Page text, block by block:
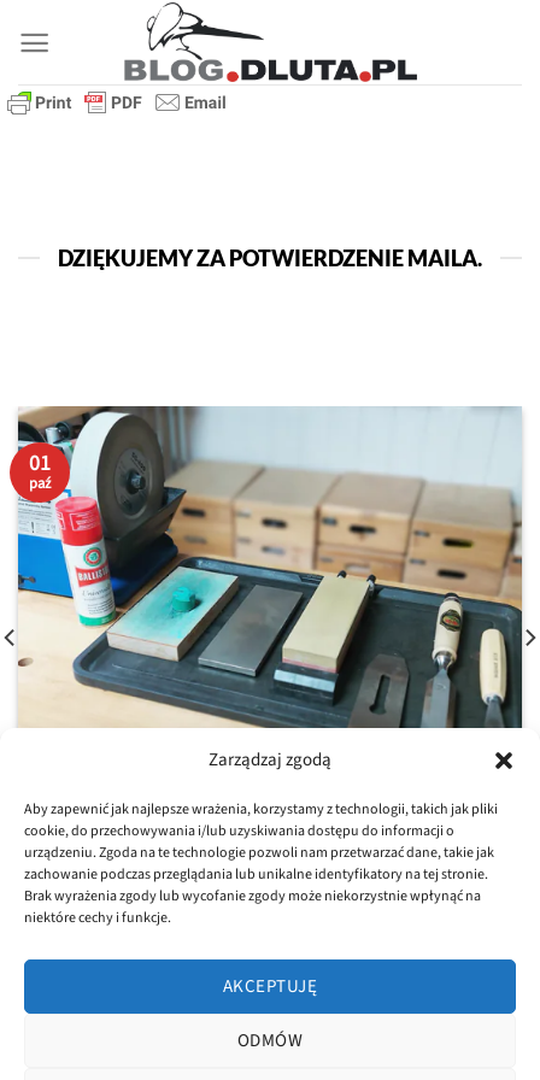
Zarządzaj zgodą
Aby zapewnić jak najlepsze wrażenia, korzystamy z technologii, takich jak pliki
cookie, do przechowywania i/lub uzyskiwania dostępu do informacji o
urządzeniu. Zgoda na te technologie pozwoli nam przetwarzać dane, takie jak
zachowanie podczas przeglądania lub unikalne identyfikatory na tej stronie.
Brak wyrażenia zgody lub wycofanie zgody może niekorzystnie wpłynąć na
niektóre cechy i funkcje.
AKCEPTUJĘ
ODMÓW
do
zawartości
DZIĘKUJEMY ZA POTWIERDZENIE MAILA.
Ostrzenie narzędzi ręcznych – poradnik dla
początkujących
Ostrzenie narzędzi ręcznych – temat niby prosty, a jednak [...]
01
paź